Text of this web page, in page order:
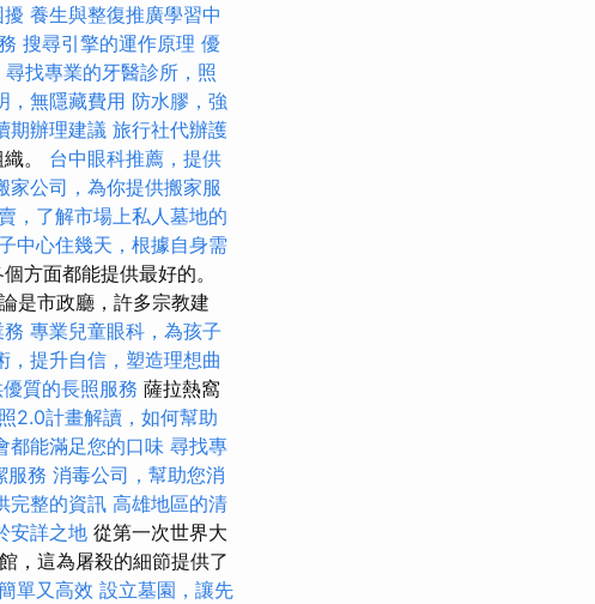
養生與整復推廣學習中
搜尋引擎的運作原理 優
尋找專業的牙醫診所，照
，無隱藏費用 防水膠，強
期辦理建議 旅行社代辦護
。 台中眼科推薦，提供
家公司，為你提供搬家服
，了解市場上私人墓地的
中心住幾天，根據自身需
方面都能提供最好的。
是市政廳，許多宗教建
專業兒童眼科，為孩子
，提升自信，塑造理想曲
質的長照服務 薩拉熱窩
2.0計畫解讀，如何幫助
都能滿足您的口味 尋找專
服務 消毒公司，幫助您消
完整的資訊 高雄地區的清
安詳之地 從第一次世界大
，這為屠殺的細節提供了
單又高效 設立墓園，讓先